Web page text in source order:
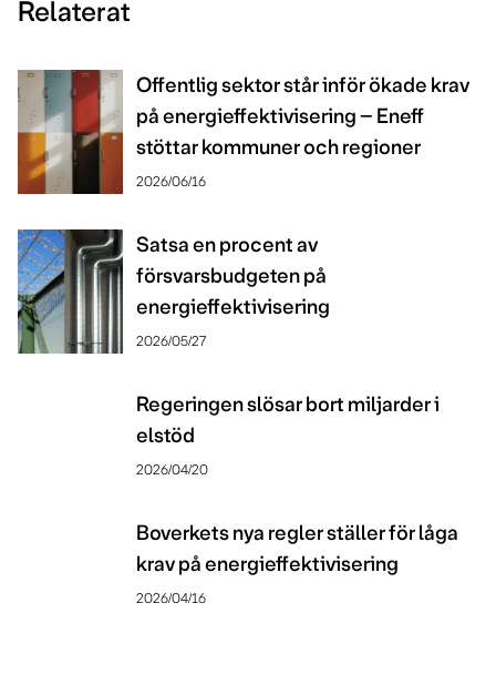
Relaterat
Offentlig sektor står inför ökade krav
på energieffektivisering – Eneff
stöttar kommuner och regioner
2026/06/16
Satsa en procent av
försvarsbudgeten på
energieffektivisering
2026/05/27
Regeringen slösar bort miljarder i
elstöd
2026/04/20
Boverkets nya regler ställer för låga
krav på energieffektivisering
2026/04/16